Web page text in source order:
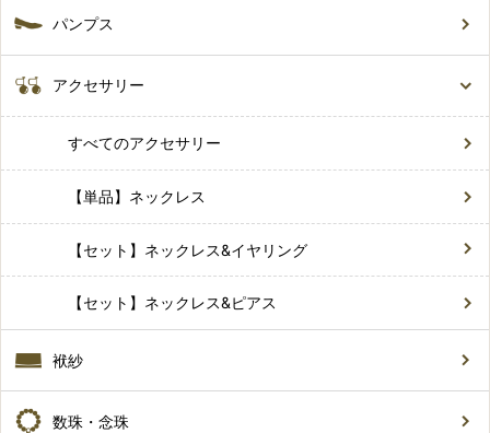
パンプス
アクセサリー
すべてのアクセサリー
【単品】ネックレス
【セット】ネックレス&イヤリング
【セット】ネックレス&ピアス
袱紗
数珠・念珠